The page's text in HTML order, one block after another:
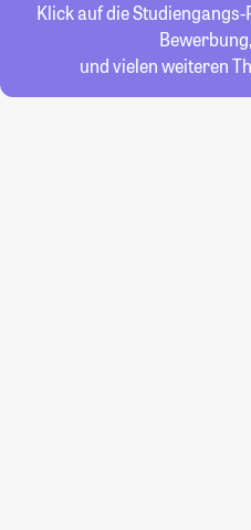
Klick auf die
und vielen weiteren